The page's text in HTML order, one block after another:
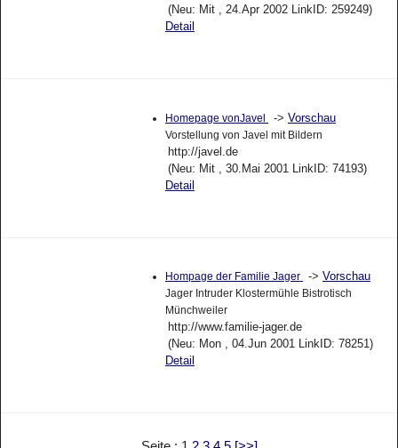
(Neu: Mit , 24.Apr 2002 LinkID: 259249)
Detail
Homepage vonJavel -> Vorschau
Vorstellung von Javel mit Bildern
http://javel.de
(Neu: Mit , 30.Mai 2001 LinkID: 74193)
Detail
Hompage der Familie Jager -> Vorschau
Jager Intruder Klostermühle Bistrotisch
Münchweiler
http://www.familie-jager.de
(Neu: Mon , 04.Jun 2001 LinkID: 78251)
Detail